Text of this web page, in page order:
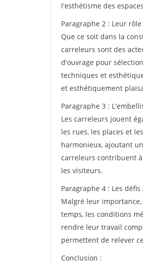
l'esthétisme des
Paragraphe 2 : Leur
Que ce soit dans la
carreleurs sont des
d'ouvrage pour
techniques et
et esthétiquement
Paragraphe 3 :
Les carreleurs jouent
les rues, les places et
harmonieux, ajoutant
carreleurs contribuent
les visiteurs.
Paragraphe 4 : Les
Malgré leur
temps, les conditions
rendre leur travail
permettent de relever
Conclusion :